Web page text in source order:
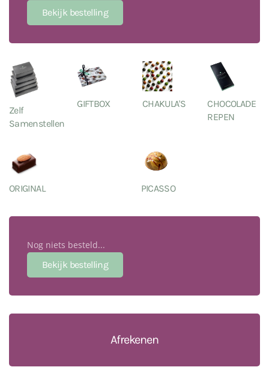
Zelf
Samenstellen
GIFTBOX CHAKULA'S
CHOCOLADE
REPEN
ORIGINAL PICASSO
Nog niets besteld...
Afrekenen